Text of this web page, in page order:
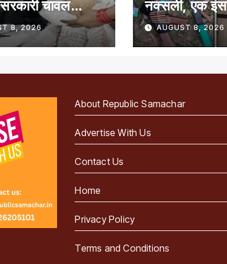
चावल
लाख का गबन
8, 2026
नक्सली, एक
कारतूस और
AUGUST 8, 2026
About Republic Samachar
Advertise With Us
Contact Us
Home
Privacy Policy
Terms and Conditions